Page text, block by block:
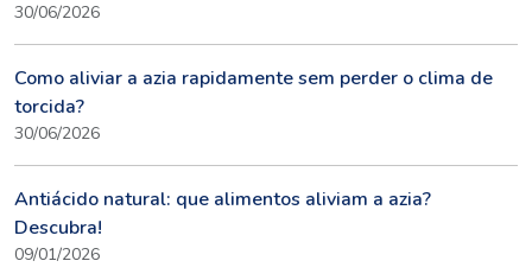
30/06/2026
Como aliviar a azia rapidamente sem perder o clima de
torcida?
30/06/2026
Antiácido natural: que alimentos aliviam a azia?
Descubra!
09/01/2026